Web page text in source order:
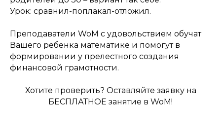
Урок: сравнил-поплакал-отложил.
Преподаватели WoM с удовольствием обучат
Вашего ребенка математике и помогут в
формировании у прелестного создания
финансовой грамотности.
Хотите проверить? Оставляйте заявку на
БЕСПЛАТНОЕ занятие в WoM!